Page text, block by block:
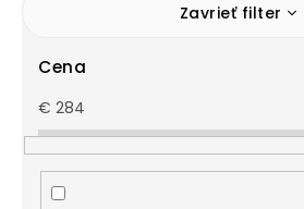
Zavrieť filter
Cena
€ 284